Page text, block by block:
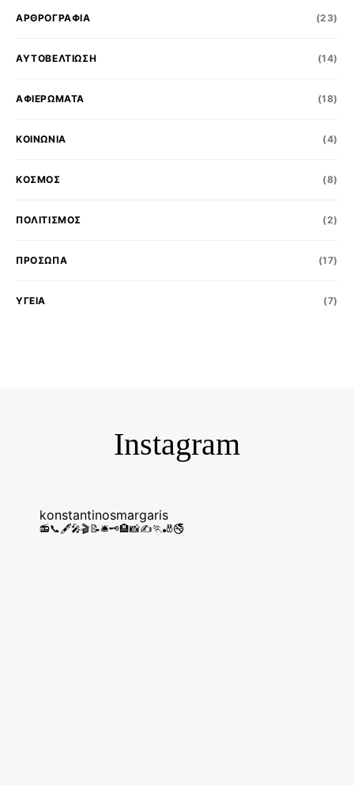
ΑΡΘΡΟΓΡΑΦΙΑ (23)
ΑΥΤΟΒΕΛΤΙΩΣΗ (14)
ΑΦΙΕΡΩΜΑΤΑ (18)
ΚΟΙΝΩΝΊΑ (4)
ΚΟΣΜΟΣ (8)
ΠΟΛΙΤΙΣΜΌΣ (2)
ΠΡΟΣΩΠΑ (17)
ΥΓΕΙΑ (7)
konstantinosmargaris
📻📞🖋️🎤🎬📝🛎️🗝️🏨📸✍️🏃🎳🚭